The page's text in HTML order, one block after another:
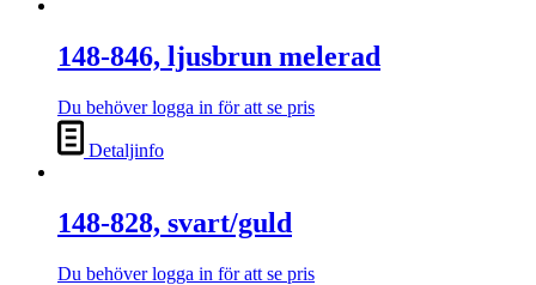
148-846, ljusbrun melerad
Du behöver logga in för att se pris
Detaljinfo
148-828, svart/guld
Du behöver logga in för att se pris